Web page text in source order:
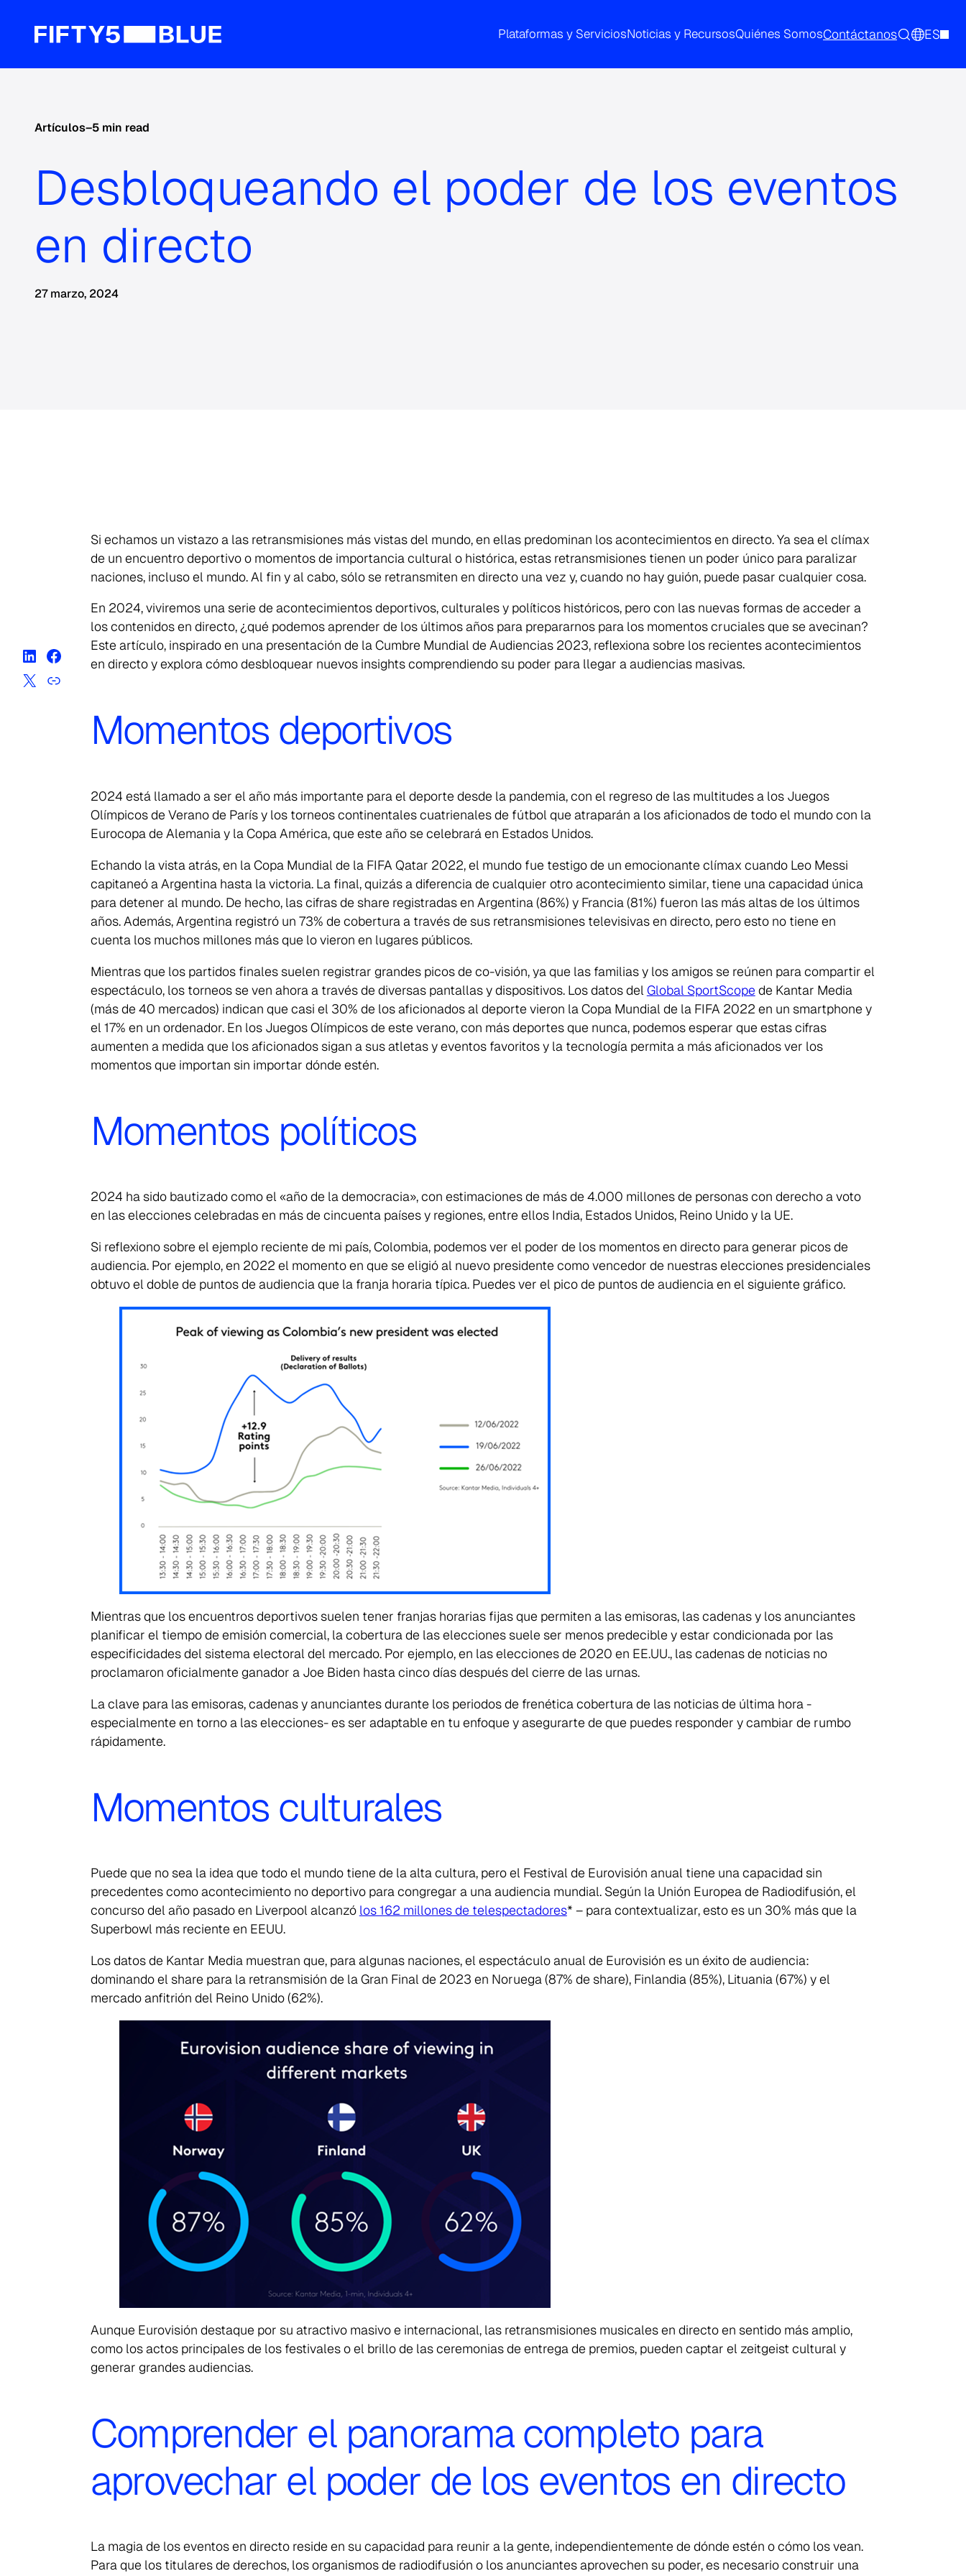
Plataformas y ServiciosNoticias y RecursosQuiénes SomosContáctanos ES
Artículos–5 min read
Desbloqueando el poder de los eventos
en directo
27 marzo, 2024
Si echamos un vistazo a las retransmisiones más vistas del mundo, en ellas predominan los acontecimientos en directo. Ya sea el clímax
de un encuentro deportivo o momentos de importancia cultural o histórica, estas retransmisiones tienen un poder único para paralizar
naciones, incluso el mundo. Al fin y al cabo, sólo se retransmiten en directo una vez y, cuando no hay guión, puede pasar cualquier cosa.
En 2024, viviremos una serie de acontecimientos deportivos, culturales y políticos históricos, pero con las nuevas formas de acceder a
los contenidos en directo, ¿qué podemos aprender de los últimos años para prepararnos para los momentos cruciales que se avecinan?
Este artículo, inspirado en una presentación de la Cumbre Mundial de Audiencias 2023, reflexiona sobre los recientes acontecimientos
en directo y explora cómo desbloquear nuevos insights comprendiendo su poder para llegar a audiencias masivas.
Momentos deportivos
2024 está llamado a ser el año más importante para el deporte desde la pandemia, con el regreso de las multitudes a los Juegos
Olímpicos de Verano de París y los torneos continentales cuatrienales de fútbol que atraparán a los aficionados de todo el mundo con la
Eurocopa de Alemania y la Copa América, que este año se celebrará en Estados Unidos.
Echando la vista atrás, en la Copa Mundial de la FIFA Qatar 2022, el mundo fue testigo de un emocionante clímax cuando Leo Messi
capitaneó a Argentina hasta la victoria. La final, quizás a diferencia de cualquier otro acontecimiento similar, tiene una capacidad única
para detener al mundo. De hecho, las cifras de share registradas en Argentina (86%) y Francia (81%) fueron las más altas de los últimos
años. Además, Argentina registró un 73% de cobertura a través de sus retransmisiones televisivas en directo, pero esto no tiene en
cuenta los muchos millones más que lo vieron en lugares públicos.
Mientras que los partidos finales suelen registrar grandes picos de co-visión, ya que las familias y los amigos se reúnen para compartir el
espectáculo, los torneos se ven ahora a través de diversas pantallas y dispositivos. Los datos delGlobal SportScope de Kantar Media
(más de 40 mercados) indican que casi el 30% de los aficionados al deporte vieron la Copa Mundial de la FIFA 2022 en un smartphone y
el 17% en un ordenador. En los Juegos Olímpicos de este verano, con más deportes que nunca, podemos esperar que estas cifras
aumenten a medida que los aficionados sigan a sus atletas y eventos favoritos y la tecnología permita a más aficionados ver los
momentos que importan sin importar dónde estén.
Momentos políticos
2024 ha sido bautizado como el «año de la democracia», con estimaciones de más de 4.000 millones de personas con derecho a voto
en las elecciones celebradas en más de cincuenta países y regiones, entre ellos India, Estados Unidos, Reino Unido y la UE.
Si reflexiono sobre el ejemplo reciente de mi país, Colombia, podemos ver el poder de los momentos en directo para generar picos de
audiencia. Por ejemplo, en 2022 el momento en que se eligió al nuevo presidente como vencedor de nuestras elecciones presidenciales
obtuvo el doble de puntos de audiencia que la franja horaria típica. Puedes ver el pico de puntos de audiencia en el siguiente gráfico.
Mientras que los encuentros deportivos suelen tener franjas horarias fijas que permiten a las emisoras, las cadenas y los anunciantes
planificar el tiempo de emisión comercial, la cobertura de las elecciones suele ser menos predecible y estar condicionada por las
especificidades del sistema electoral del mercado. Por ejemplo, en las elecciones de 2020 en EE.UU., las cadenas de noticias no
proclamaron oficialmente ganador a Joe Biden hasta cinco días después del cierre de las urnas.
La clave para las emisoras, cadenas y anunciantes durante los periodos de frenética cobertura de las noticias de última hora -
especialmente en torno a las elecciones- es ser adaptable en tu enfoque y asegurarte de que puedes responder y cambiar de rumbo
rápidamente.
Momentos culturales
Puede que no sea la idea que todo el mundo tiene de la alta cultura, pero el Festival de Eurovisión anual tiene una capacidad sin
precedentes como acontecimiento no deportivo para congregar a una audiencia mundial. Según la Unión Europea de Radiodifusión, el
concurso del año pasado en Liverpool alcanzó los 162 millones de telespectadores* – para contextualizar, esto es un 30% más que la
Superbowl más reciente en EEUU.
Los datos de Kantar Media muestran que, para algunas naciones, el espectáculo anual de Eurovisión es un éxito de audiencia:
dominando el share para la retransmisión de la Gran Final de 2023 en Noruega (87% de share), Finlandia (85%), Lituania (67%) y el
mercado anfitrión del Reino Unido (62%).
Aunque Eurovisión destaque por su atractivo masivo e internacional, las retransmisiones musicales en directo en sentido más amplio,
como los actos principales de los festivales o el brillo de las ceremonias de entrega de premios, pueden captar el zeitgeist cultural y
generar grandes audiencias.
Comprender el panorama completo para
aprovechar el poder de los eventos en directo
La magia de los eventos en directo reside en su capacidad para reunir a la gente, independientemente de dónde estén o cómo los vean.
Para que los titulares de derechos, los organismos de radiodifusión o los anunciantes aprovechen su poder, es necesario construir una
Search
for: